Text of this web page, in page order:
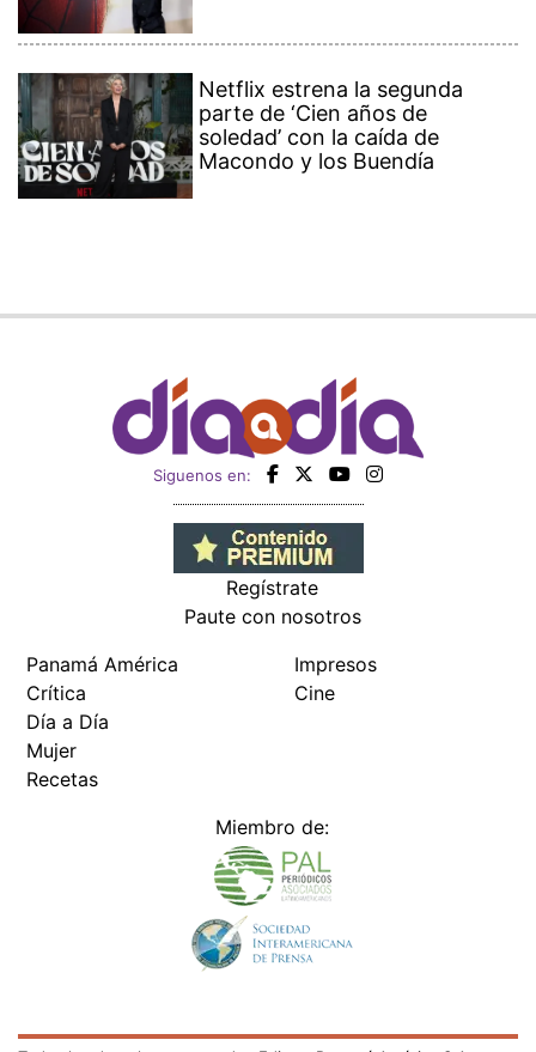
Netflix estrena la segunda
parte de ‘Cien años de
soledad’ con la caída de
Macondo y los Buendía
Siguenos en:
Regístrate
Paute con nosotros
Panamá América
Crítica
Día a Día
Mujer
Recetas
Impresos
Cine
Miembro de: